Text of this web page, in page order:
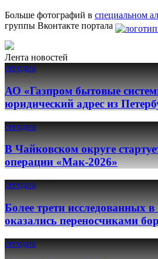
Больше фотографий в специальном
группы Вконтакте портала
Лента новостей
сегодня
АО «Газпром бытовые
юридический адрес из
сегодня
В Чайковском округе
операции «Мак-2026»
сегодня
Более трети исследованных
оказались переносчиками
сегодня